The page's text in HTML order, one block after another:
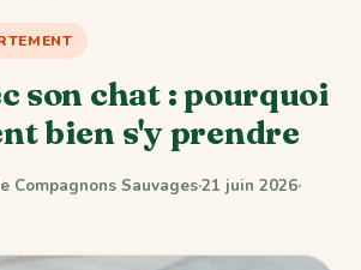
son chat : pourquoi
bien s'y prendre
Compagnons Sauvages·21 juin 2026·